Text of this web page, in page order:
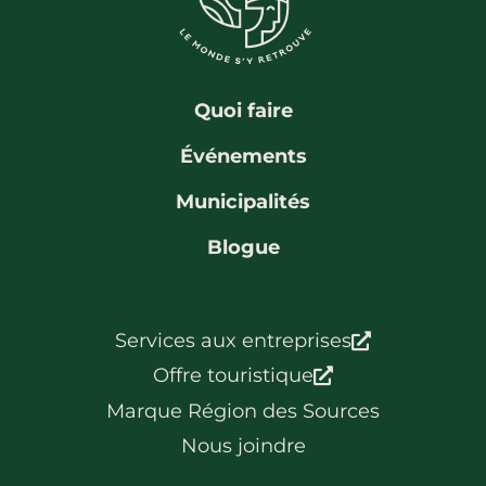
Bénévolat
Communauté d’affaires
Travailleurs autonomes
Coups de cœur
Pédalez!
Blogue
Quoi faire
Événements
Municipalités
Blogue
Services aux entreprises
Offre touristique
Marque Région des Sources
Nous joindre